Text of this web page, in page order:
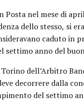
nel mese di
dello stesso, si
caduto in
settimo anno del
dell’Arbitro
decorrere dalla
del settimo